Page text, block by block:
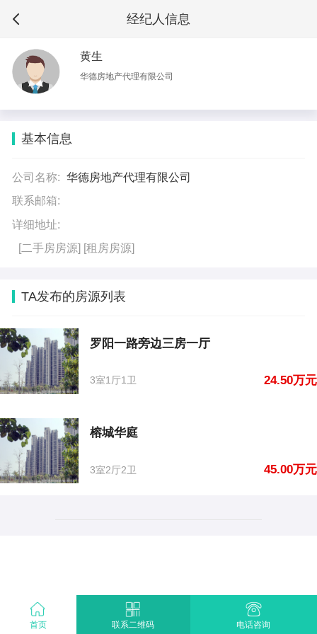
经纪人信息
首页 联系二维码 电话咨询
黄生
华德房地产代理有限公司
基本信息
公司名称: 华德房地产代理有限公司
联系邮箱:
详细地址:
[二手房房源] [租房房源]
TA发布的房源列表
罗阳一路旁边三房一厅
3室1厅1卫 24.50万元
榕城华庭
3室2厅2卫 45.00万元